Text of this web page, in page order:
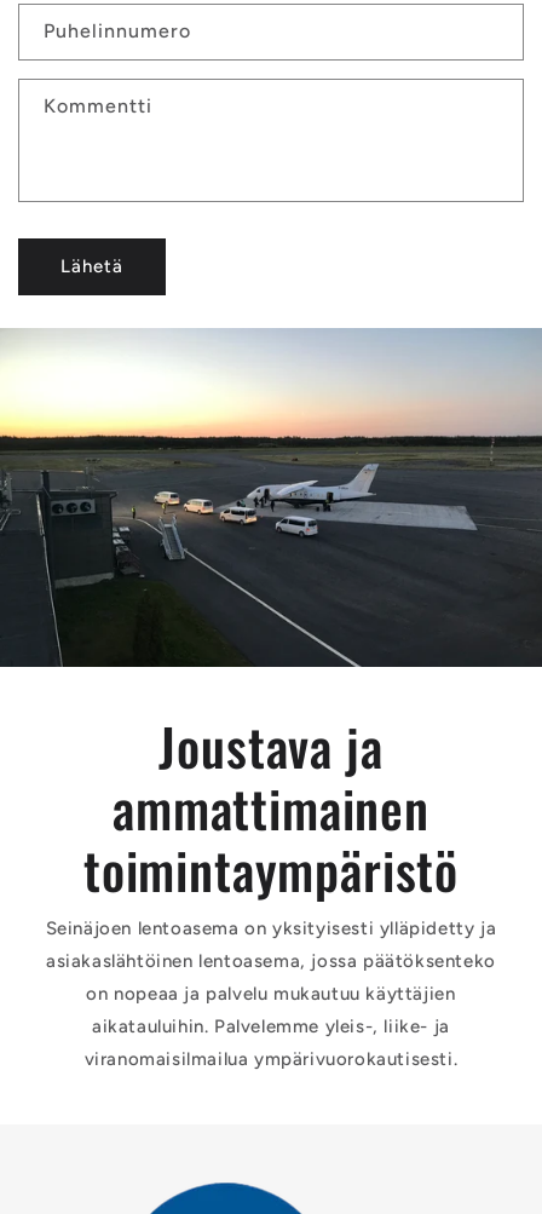
Puhelinnumero
Kommentti
Lähetä
Joustava ja
ammattimainen
toimintaympäristö
Seinäjoen lentoasema on yksityisesti ylläpidetty ja
asiakaslähtöinen lentoasema, jossa päätöksenteko
on nopeaa ja palvelu mukautuu käyttäjien
aikatauluihin. Palvelemme yleis-, liike- ja
viranomaisilmailua ympärivuorokautisesti.